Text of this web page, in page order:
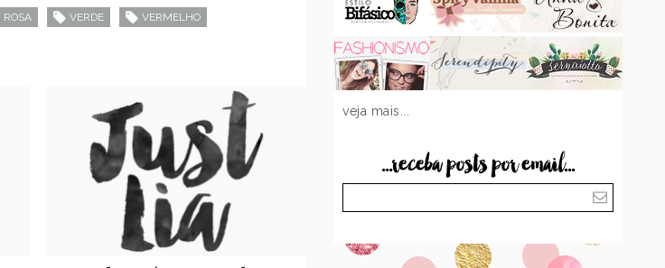
ROSA VERDE VERMELHO
veja mais...
...receba posts por email...